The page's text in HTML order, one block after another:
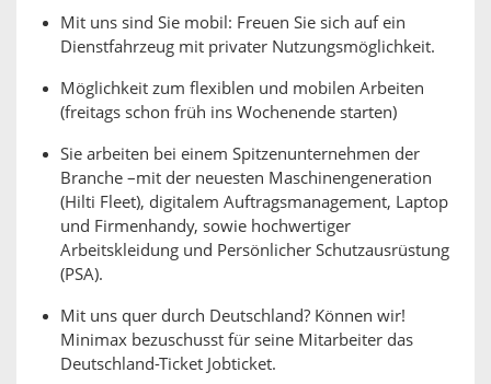
Mit uns sind Sie mobil: Freuen Sie sich auf ein
Dienstfahrzeug mit privater Nutzungsmöglichkeit.
Möglichkeit zum flexiblen und mobilen Arbeiten
(freitags schon früh ins Wochenende starten)
Sie arbeiten bei einem Spitzenunternehmen der
Branche –mit der neuesten Maschinengeneration
(Hilti Fleet), digitalem Auftragsmanagement, Laptop
und Firmenhandy, sowie hochwertiger
Arbeitskleidung und Persönlicher Schutzausrüstung
(PSA).
Mit uns quer durch Deutschland? Können wir!
Minimax bezuschusst für seine Mitarbeiter das
Deutschland-Ticket Jobticket.